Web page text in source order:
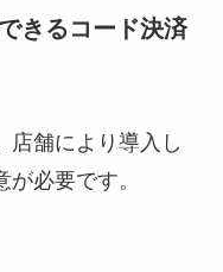
きるコード決済
店舗により導入し
必要です。